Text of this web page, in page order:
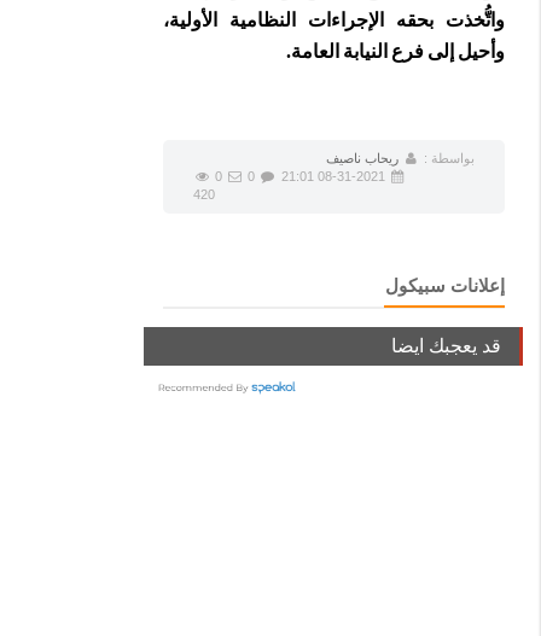
واتُّخذت بحقه الإجراءات النظامية الأولية،
وأحيل إلى فرع النيابة العامة.
بواسطة :
ريحاب ناصيف
0
420
إعلانات سبيكول
قد يعجبك ايضا